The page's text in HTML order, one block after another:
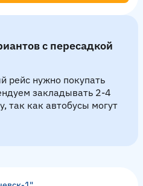
с пересадкой
рейс нужно покупать
закладывать 2-4
так как автобусы могут